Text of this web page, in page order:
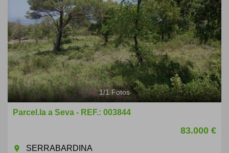
1/1Fotos
Parcel.la a Seva - REF.: 003844
83.000 €
room
SERRABARDINA